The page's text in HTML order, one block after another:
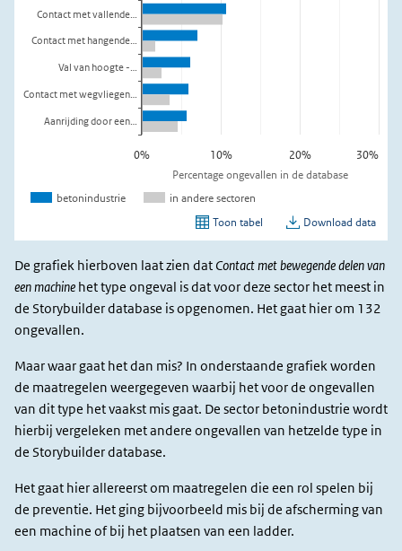
De grafiek hierboven laat zien dat Contact met bewegende delen van
een machine het type ongeval is dat voor deze sector het meest in
de Storybuilder database is opgenomen. Het gaat hier om 132
ongevallen.
Maar waar gaat het dan mis? In onderstaande grafiek worden
de maatregelen weergegeven waarbij het voor de ongevallen
van dit type het vaakst mis gaat. De sector betonindustrie wordt
hierbij vergeleken met andere ongevallen van hetzelde type in
de Storybuilder database.
Het gaat hier allereerst om maatregelen die een rol spelen bij
de preventie. Het ging bijvoorbeeld mis bij de afscherming van
een machine of bij het plaatsen van een ladder.